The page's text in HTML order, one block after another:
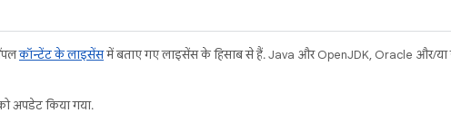
कॉन्टेंट के लाइसेंसमें बताए गए लाइसेंस के हिसाब से हैं. Java और OpenJDK, Oracle और/या
अपडेट किया गया.